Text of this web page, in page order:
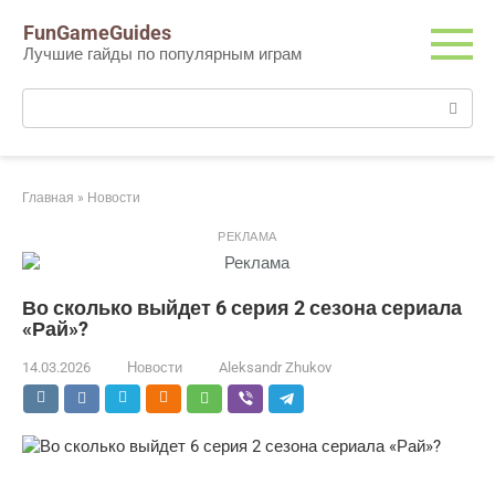
контенту
FunGameGuides
Лучшие гайды по популярным играм
Поиск:
Главная » Новости
РЕКЛАМА
Во сколько выйдет 6 серия 2 сезона сериала
«Рай»?
14.03.2026 Новости Aleksandr Zhukov